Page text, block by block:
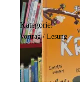
Kategorie:
Vortrag / Lesung